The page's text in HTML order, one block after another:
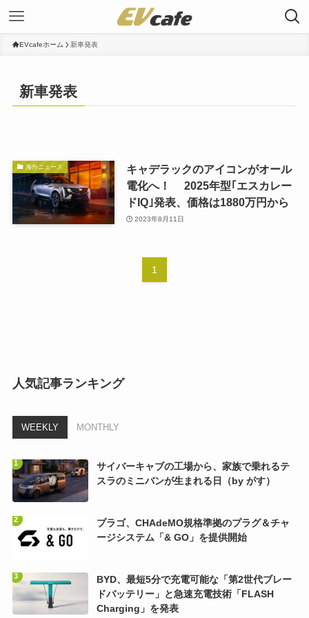
EVcafeホーム 新車発表
新車発表
海外ニュース
キャデラックのアイコンがオール
電化へ！ 2025年型｢エスカレー
ドIQ｣発表、価格は1880万円から
2023年8月11日
1
人気記事ランキング
WEEKLY MONTHLY
サイバーキャブの工場から、家族で乗れるテ
スラのミニバンが生まれる日（by がす）
プラゴ、CHAdeMO規格準拠のプラグ＆チャ
ージシステム「& GO」を提供開始
BYD、最短5分で充電可能な「第2世代ブレー
ドバッテリー」と急速充電技術「FLASH
Charging」を発表